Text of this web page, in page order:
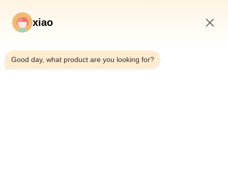
*
xiao
Good day, what product are you looking for?